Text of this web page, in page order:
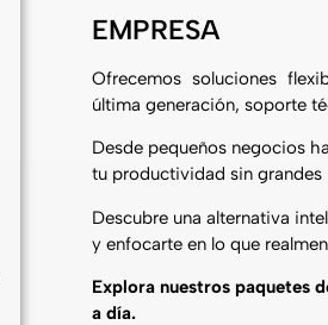
EMPRESA
Ofrecemos soluciones
última generación, soporte
Desde pequeños negocios
tu productividad sin grandes
Descubre una alternativa
y enfocarte en lo que
Explora nuestros paquetes
a día.